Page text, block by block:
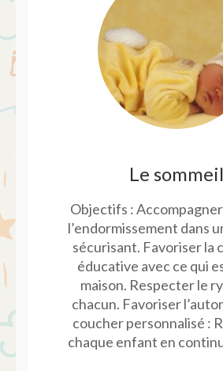
Le sommeil
Objectifs : Accompagner
l’endormissement dans
sécurisant. Favoriser la
éducative avec ce qui
maison. Respecter le
chacun. Favoriser
coucher personnalisé :
chaque enfant en